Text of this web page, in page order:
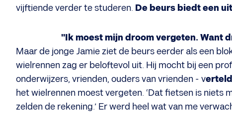
vijftiende verder te studeren. De beurs biedt een
"Ik moest mijn droom vergeten. Want
Maar de jonge Jamie ziet de beurs eerder als een
wielrennen zag er beloftevol uit. Hij mocht bij een
onderwijzers, vrienden, ouders van vrienden - v
het wielrennen moest vergeten. ‘Dat fietsen is niets
zelden de rekening.’ Er werd heel wat van me